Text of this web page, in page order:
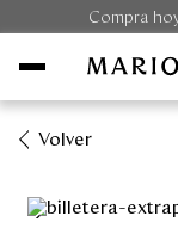
Compra
Volver